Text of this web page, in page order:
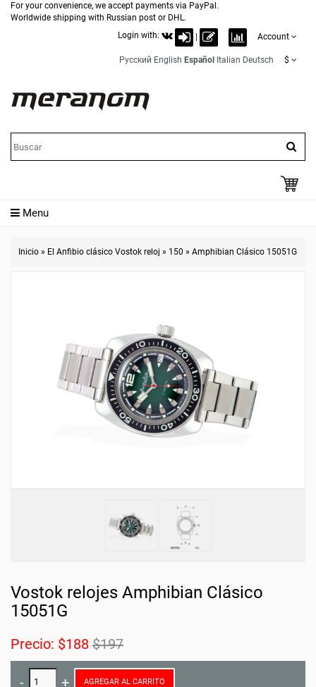
For your convenience, we accept payments via PayPal.
Worldwide shipping with Russian post or DHL.
Login with:
Account
Русский English Español Italian Deutsch $
Menu
Inicio » El Anfibio clásico Vostok reloj » 150 » Amphibian Clásico 15051G
Vostok relojes Amphibian Clásico
15051G
Precio: $188 $197
AGREGAR AL CARRITO